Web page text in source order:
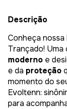
Descrição
Conheça
Trançado!
moderno e
e da proteção
momento do
Evoltenn:
para